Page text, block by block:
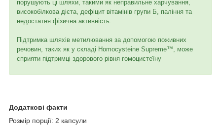
порушують ці шляхи, такими як неправильне харчування,
високобілкова дієта, дефіцит вітамінів групи Б, паління та
недостатня фізична активність.
Підтримка шляхів метилювання за допомогою поживних
речовин, таких як у складі Homocysteine ​​Supreme™, може
сприяти підтримці здорового рівня гомоцистеїну
Додаткові факти
Розмір порції: 2 капсули